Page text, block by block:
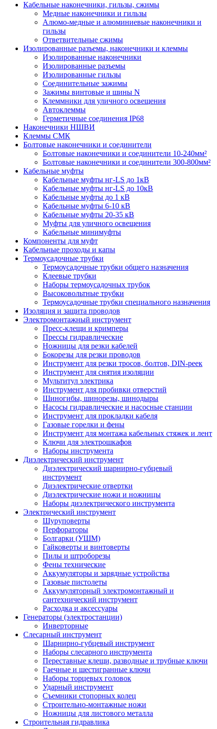
Кабельные наконечники, гильзы, сжимы
Медные наконечники и гильзы
Алюмо-медные и алюминиевые наконечники и
гильзы
Ответвительные сжимы
Изолированные разъемы, наконечники и клеммы
Изолированные наконечники
Изолированные разъемы
Изолированные гильзы
Соединительные зажимы
Зажимы винтовые и шины N
Клеммники для уличного освещения
Автоклеммы
Герметичные соединения IP68
Наконечники НШВИ
Клеммы СМК
Болтовые наконечники и соединители
Болтовые наконечники и соединители 10-240мм²
Болтовые наконечники и соединители 300-800мм²
Кабельные муфты
Кабельные муфты нг-LS до 1кВ
Кабельные муфты нг-LS до 10кВ
Кабельные муфты до 1 кВ
Кабельные муфты 6-10 кВ
Кабельные муфты 20-35 кВ
Муфты для уличного освещения
Кабельные минимуфты
Компоненты для муфт
Кабельные проходы и капы
Термоусадочные трубки
Термоусадочные трубки общего назначения
Клеевые трубки
Наборы термоусадочных трубок
Высоковольтные трубки
Термоусадочные трубки специального назначения
Изоляция и защита проводов
Электромонтажный инструмент
Пресс-клещи и кримперы
Прессы гидравлические
Ножницы для резки кабелей
Бокорезы для резки проводов
Инструмент для резки тросов, болтов, DIN-реек
Инструмент для снятия изоляции
Мультитул электрика
Инструмент для пробивки отверстий
Шиногибы, шинорезы, шинодыры
Насосы гидравлические и насосные станции
Инструмент для прокладки кабеля
Газовые горелки и фены
Инструмент для монтажа кабельных стяжек и лент
Ключи для электрошкафов
Наборы инструмента
Диэлектрический инструмент
Диэлектрический шарнирно-губцевый
инструмент
Диэлектрические отвертки
Диэлектрические ножи и ножницы
Наборы диэлектрического инструмента
Электрический инструмент
Шуруповерты
Перфораторы
Болгарки (УШМ)
Гайковерты и винтоверты
Пилы и штроборезы
Фены технические
Аккумуляторы и зарядные устройства
Газовые пистолеты
Аккумуляторный электромонтажный и
сантехнический инструмент
Расходка и аксессуары
Генераторы (электростанции)
Инверторные
Слесарный инструмент
Шарнирно-губцевый инструмент
Наборы слесарного инструмента
Переставные клещи, разводные и трубные ключи
Гаечные и шестигранные ключи
Наборы торцевых головок
Ударный инструмент
Съемники стопорных колец
Строительно-монтажные ножи
Ножницы для листового металла
Строительная гидравлика